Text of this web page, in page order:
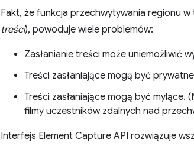
Fakt, że funkcja przechwytywania regionu
treści), powoduje wiele problemów:
Zasłanianie treści może uniemożliwić
Treści zasłaniające mogą być
Treści zasłaniające mogą być mylące.
filmy uczestników zdalnych nad
Interfejs Element Capture API rozwiązuje